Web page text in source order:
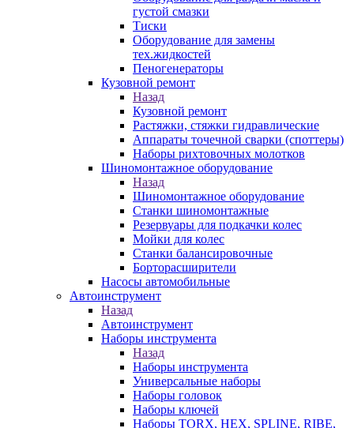
густой смазки
Тиски
Оборудование для замены
тех.жидкостей
Пеногенераторы
Кузовной ремонт
Назад
Кузовной ремонт
Растяжки, стяжки гидравлические
Аппараты точечной сварки (споттеры)
Наборы рихтовочных молотков
Шиномонтажное оборудование
Назад
Шиномонтажное оборудование
Станки шиномонтажные
Резервуары для подкачки колес
Мойки для колес
Станки балансировочные
Борторасширители
Насосы автомобильные
Автоинструмент
Назад
Автоинструмент
Наборы инструмента
Назад
Наборы инструмента
Универсальные наборы
Наборы головок
Наборы ключей
Наборы TORX, HEX, SPLINE, RIBE,